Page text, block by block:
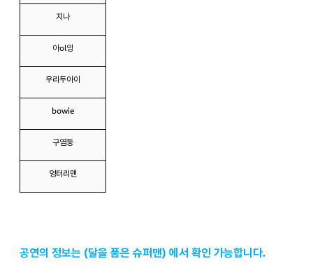
지나
아ol잉
우리두아이
bowie
구염둥
엉터리맨
공연의 정보는 (달을 품은 슈퍼맨) 에서 확인 가능합니다.